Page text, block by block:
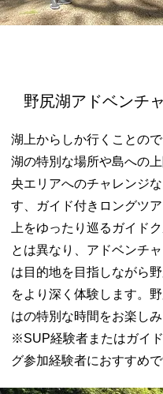
野尻湖アドベンチ
湖上からしか行くことの
湖の特別な場所や島への
央エリアへのチャレンジ
す、ガイド付きロングツア
上をゆったり巡るガイド
とは異なり、アドベンチ
は目的地を目指しながら
をより深く体験します。
はの特別な時間をお楽しみ
※SUP経験者またはガイ
グ参加経験者におすすめ